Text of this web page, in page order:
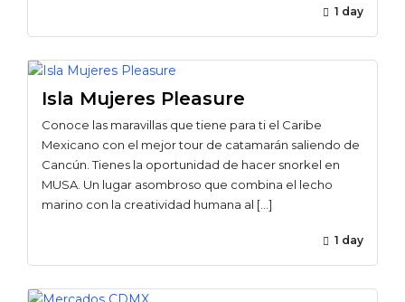
1 day
Isla Mujeres Pleasure
Conoce las maravillas que tiene para ti el Caribe
Mexicano con el mejor tour de catamarán saliendo de
Cancún. Tienes la oportunidad de hacer snorkel en
MUSA. Un lugar asombroso que combina el lecho
marino con la creatividad humana al […]
1 day